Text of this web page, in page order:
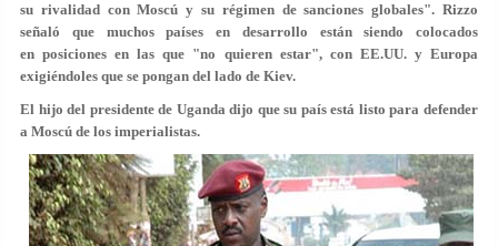
su rivalidad con Moscú y su régimen de sanciones globales". Rizzo
señaló que muchos países en desarrollo están siendo colocados
en posiciones en las que "no quieren estar", con EE.UU. y Europa
exigiéndoles que se pongan del lado de Kiev.
El hijo del presidente de Uganda dijo que su país está listo para defender
a Moscú de los imperialistas.